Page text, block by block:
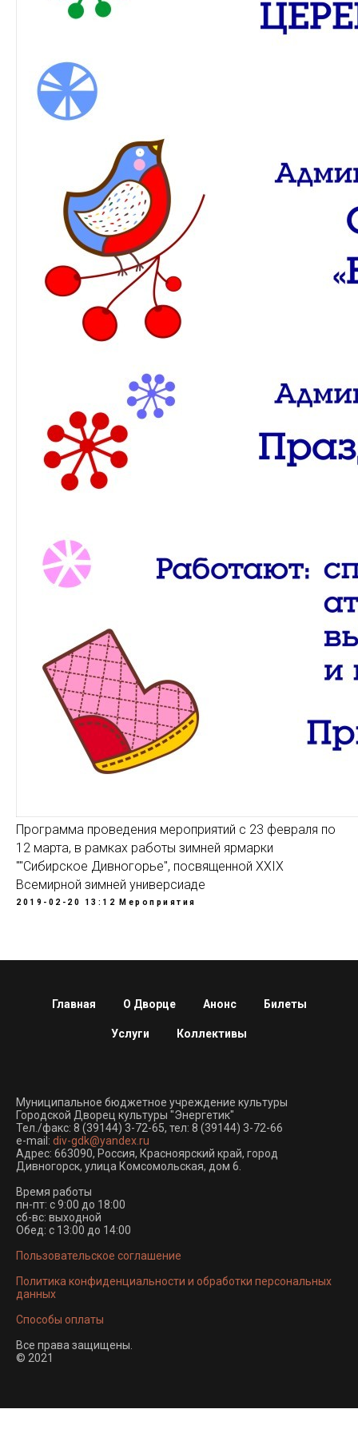
Программа проведения мероприятий с 23 февраля по
12 марта, в рамках работы зимней ярмарки
""Сибирское Дивногорье", посвященной XXIX
Всемирной зимней универсиаде
2019-02-20 13:12 Мероприятия
Главная О Дворце Анонс Билеты
Услуги Коллективы
Муниципальное бюджетное учреждение культуры
Городской Дворец культуры "Энергетик"
Тел./факс: 8 (39144) 3-72-65, тел: 8 (39144) 3-72-66
e-mail: div-gdk@yandex.ru
Адрес: 663090, Россия, Красноярский край, город
Дивногорск, улица Комсомольская, дом 6.
Время работы
пн-пт: с 9:00 до 18:00
сб-вс: выходной
Обед: с 13:00 до 14:00
Пользовательское соглашение
Политика конфиденциальности и обработки персональных
данных
Способы оплаты
Все права защищены.
© 2021